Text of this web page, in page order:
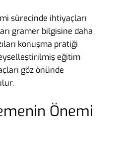
sürecinde ihtiyaçları
gramer bilgisine daha
konuşma pratiği
eğitim
göz önünde
Önemi